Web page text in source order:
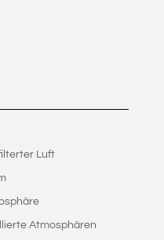
Luft
Atmosphären